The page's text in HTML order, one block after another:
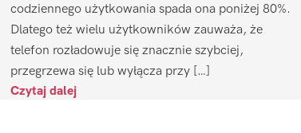
codziennego użytkowania spada ona poniżej 80%.
Dlatego też wielu użytkowników zauważa, że
telefon rozładowuje się znacznie szybciej,
przegrzewa się lub wyłącza przy […]
Czytaj dalej